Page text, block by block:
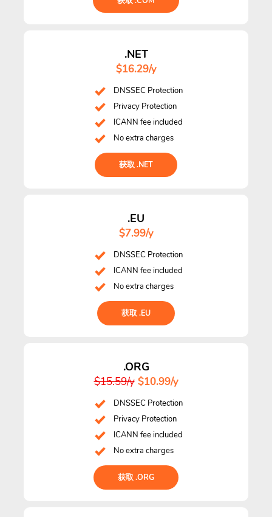
.NET
$16.29/y
DNSSEC Protection
Privacy Protection
ICANN fee included
No extra charges
获取 .NET
.EU
$7.99/y
DNSSEC Protection
ICANN fee included
No extra charges
获取 .EU
.ORG
$15.59/y $10.99/y
DNSSEC Protection
Privacy Protection
ICANN fee included
No extra charges
获取 .ORG